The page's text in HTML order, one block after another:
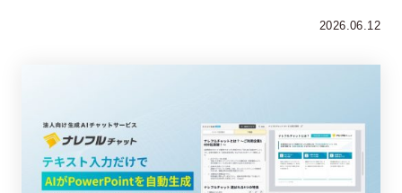
2026.06.12